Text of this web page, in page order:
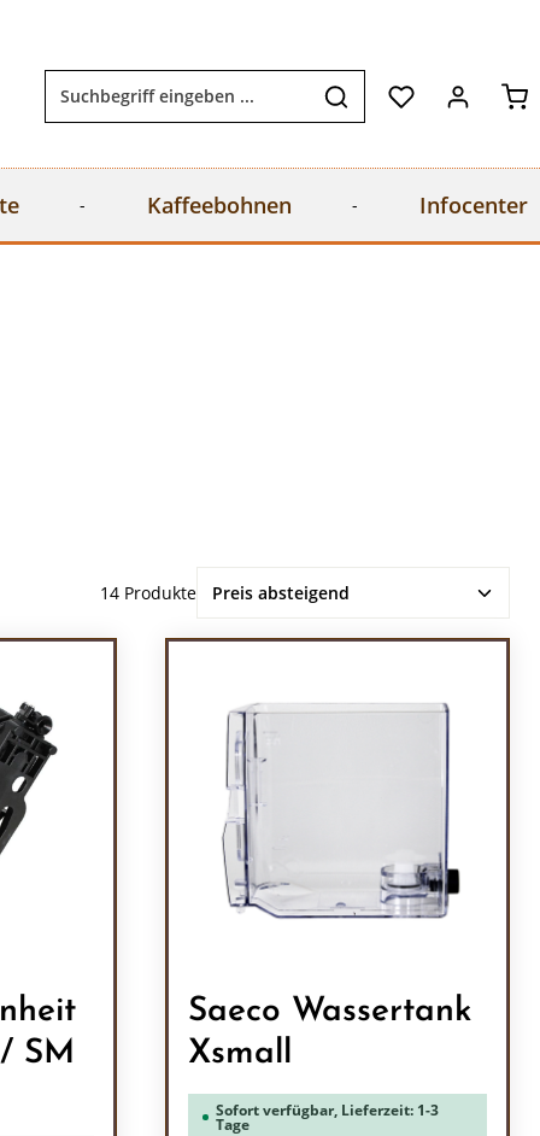
Kaffeebohnen Infocenter
14 Produkte
Saeco Wassertank
Xsmall
Sofort verfügbar, Lieferzeit: 1-3
Tage